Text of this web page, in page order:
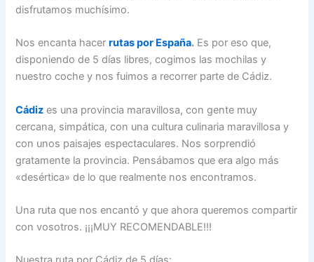
disfrutamos muchísimo.
Nos encanta hacerrutas por España. Es por eso que,
disponiendo de 5 días libres, cogimos las mochilas y
nuestro coche y nos fuimos a recorrer parte de Cádiz.
Cádiz es una provincia maravillosa, con gente muy
cercana, simpática, con una cultura culinaria maravillosa y
con unos paisajes espectaculares. Nos sorprendió
gratamente la provincia. Pensábamos que era algo más
«desértica» de lo que realmente nos encontramos.
Una ruta que nos encantó y que ahora queremos compartir
con vosotros. ¡¡¡MUY RECOMENDABLE!!!